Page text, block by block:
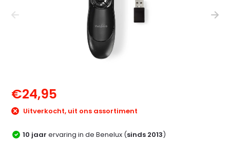
€24,95
Uitverkocht, uit ons assortiment
10 jaar ervaring in de Benelux (sinds 2013)